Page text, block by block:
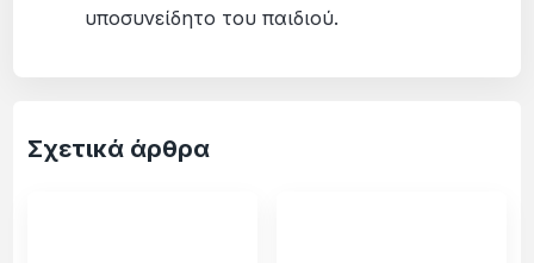
υποσυνείδητο του παιδιού.
Σχετικά άρθρα